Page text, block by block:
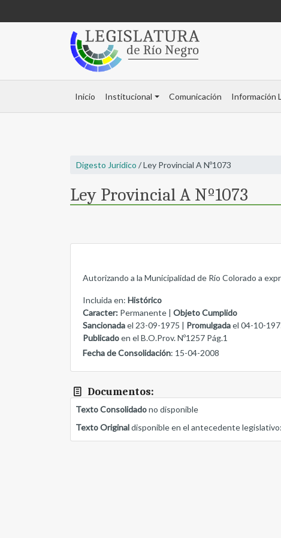
Inicio Institucional Comunicación Información
Digesto Jurídico / Ley Provincial A Nº1073
Ley Provincial A Nº1073
Autorizando a la Municipalidad de Río Colorado a
Incluida en: Histórico
Caracter: Permanente | Objeto Cumplido
Sancionadael 23-09-1975 | Promulgadael 04-10-
Publicadoen el B.O.Prov. Nº1257 Pág.1
Fecha de Consolidación: 15-04-2008
Documentos:
Texto Consolidadono disponible
Texto Originaldisponible en el antecedente legislativo: